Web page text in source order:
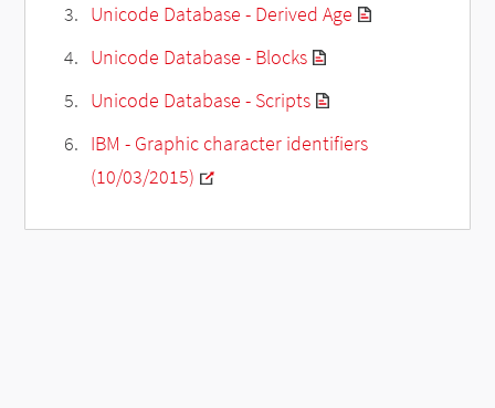
Unicode Database - Derived Age
Unicode Database - Blocks
Unicode Database - Scripts
IBM - Graphic character identifiers
(10/03/2015)